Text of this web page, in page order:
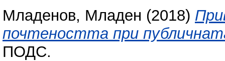
Младенов, Младен (2018)
почтеността при
ПОДС.